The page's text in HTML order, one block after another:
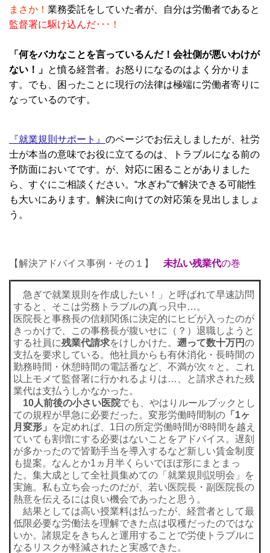
まさか！ 業務委託をしていた者が、自分は労働者であると
監督署に駆け込んだ･･･！
「何をバカなことを言っているんだ！会社側が悪いわけが
ない！」 と憤る経営者。お怒りになるのはよく分かりま
す。でも、困ったことに現行の法律は極端に労働者寄りに
なっているのです。
『就業規則サポート』 のページでお伝えしましたが、社労
士が本当の意味でお役に立てるのは、トラブルになる前の
予防面においてです。が、対応に困ることがありました
ら、すぐにご相談ください。“水ぎわ”で解決できる可能性
も大いにあります。解決に向けての対応策を見出しましょ
う。
【解決アドバイス事例・その１】 未払い残業代の巻
急ぎで就業規則を作成したい！」と呼ばれて早速訪問
すると、そこは労務トラブルの真っ只中…。
医院長と事務長の信頼関係に決定的にヒビが入ったのが
きっかけで、この事務長が腹いせに（？）退職しようと
する社員に残業代請求をけしかけた。遡って数十万円の
支払を要求している。他社員からも有休消化・長時間の
勤務時間・休憩時間の電話番など、不満が次々と。これ
以上モメて監督署に行かれるよりは…、と請求された残
業代は支払うしかなかった。
10人前後の小さい医院でも、やはりルールブックとし
ての規程が早急に必要だった。変形労働時間制の 「1ヶ
月変形」
を定めれば、1日の所定労働時間が8時間を越え
ていても割増にする必要はないことをアドバイス。遅刻
が多かったので皆勤手当を導入するなど新しい賃金制度
も提案。なんとか1ヵ月半くらいでほぼ形にまとまっ
た。集大成として全社員集めての「就業規則説明会」を
実施。私も立ち会ったのだが、若い医院長・副医院長の
熱意を伝えるには良い機会であったと思う。
結果としては高い授業料は払ったが、経営者として最
低限必要な労働法を理解できた点は収穫だったのではな
いか。諸規定をきちんと運用することで労使トラブルに
なるリスクが軽減されたと実感できた。